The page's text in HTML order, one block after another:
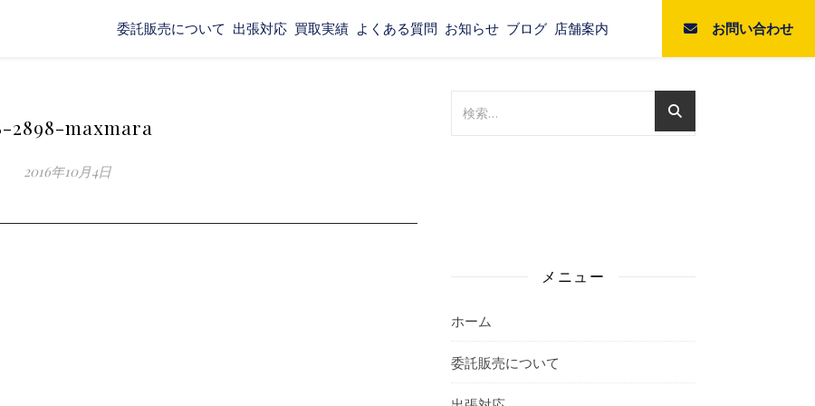
委託販売について 出張対応 買取実績 よくある質問 お知らせ ブログ 店舗案内 お問い合わせ
2898-maxmara
2016年10月4日
メニュー
ホーム
委託販売について